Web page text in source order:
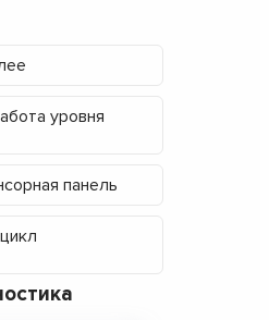
уровня
панель